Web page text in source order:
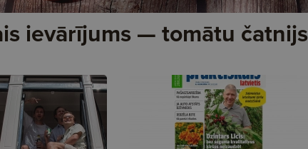
ievārījums — tomātu čatnijs